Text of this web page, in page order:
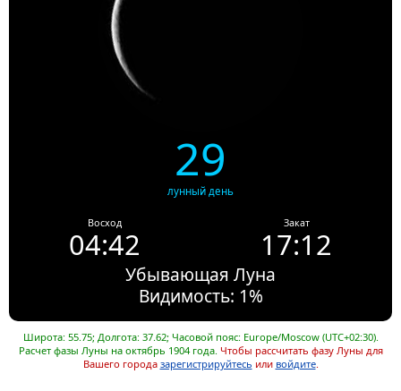
29
лунный день
Восход
04:42
Закат
17:12
Убывающая Луна
Видимость: 1%
Широта: 55.75; Долгота: 37.62; Часовой пояс: Europe/Moscow (UTC+02:30).
Расчет фазы Луны на октябрь 1904 года. Чтобы рассчитать фазу Луны для
Вашего города зарегистрируйтесь или войдите.